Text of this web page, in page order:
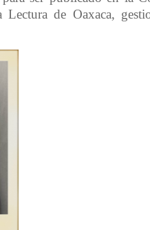
de Oaxaca,